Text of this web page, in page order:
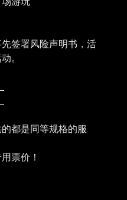
签署风险声明书，活
。
都是同等规格的服